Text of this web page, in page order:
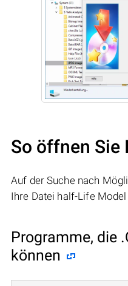
So öffnen Sie
Auf der Suche nach
Ihre Datei half-Life
Programme, die
können